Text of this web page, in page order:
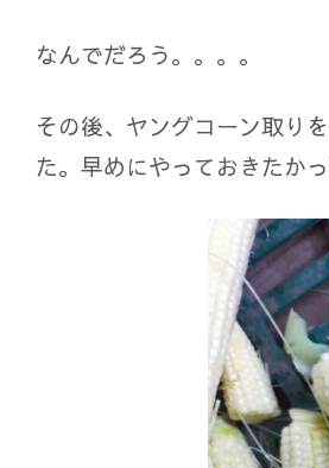
なんでだろう。。。。
その後、ヤングコーン取り
た。早めにやっておきたか